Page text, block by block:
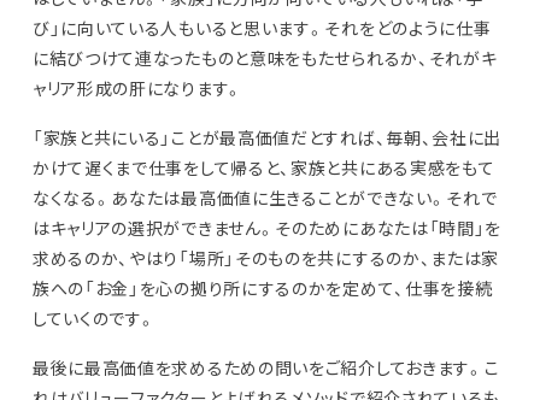
び」に向いている人もいると思います。それをどのように仕事
に結びつけて連なったものと意味をもたせられるか、それがキ
ャリア形成の肝になります。
「家族と共にいる」ことが最高価値だとすれば、毎朝、会社に出
かけて遅くまで仕事をして帰ると、家族と共にある実感をもて
なくなる。あなたは最高価値に生きることができない。それで
はキャリアの選択ができません。そのためにあなたは「時間」を
求めるのか、やはり「場所」そのものを共にするのか、または家
族への「お金」を心の拠り所にするのかを定めて、仕事を接続
していくのです。
最後に最高価値を求めるための問いをご紹介しておきます。こ